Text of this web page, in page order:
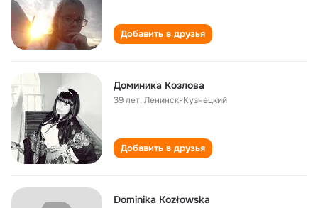
Добавить в друзья
Доминика Козлова
39 лет,Ленинск-Кузнецкий
Добавить в друзья
Dominika Kozłowska